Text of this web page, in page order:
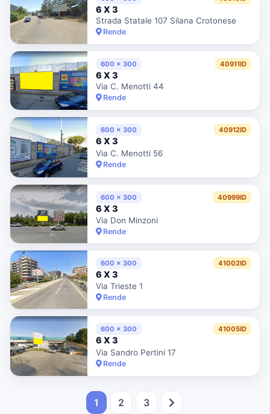
6 X 3
Strada Statale 107 Silana Crotonese
Rende
600 x 300 40911ID
6 X 3
Via C. Menotti 44
Rende
600 x 300 40912ID
6 X 3
Via C. Menotti 56
Rende
600 x 300 40999ID
6 X 3
Via Don Minzoni
Rende
600 x 300 41002ID
6 X 3
Via Trieste 1
Rende
600 x 300 41005ID
6 X 3
Via Sandro Pertini 17
Rende
1 2 3